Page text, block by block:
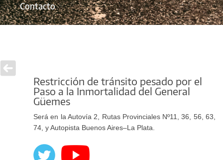
Contacto
Restricción de tránsito pesado por el
Paso a la Inmortalidad del General
Güemes
Será en la Autovía 2, Rutas Provinciales Nº11, 36, 56, 63,
74, y Autopista Buenos Aires–La Plata.